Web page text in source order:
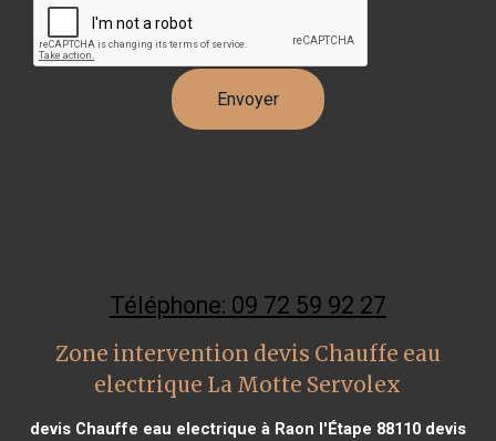
Téléphone: 09 72 59 92 27
Zone intervention devis Chauffe eau
electrique La Motte Servolex
devis Chauffe eau electrique à Raon l'Étape 88110devis